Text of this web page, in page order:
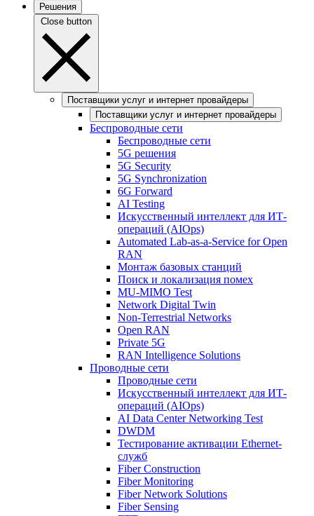
Решения
Close button
Поставщики услуг и интернет провайдеры
Поставщики услуг и интернет провайдеры
Беспроводные сети
Беспроводные сети
5G решения
5G Security
5G Synchronization
6G Forward
AI Testing
Искусственный интеллект для ИТ-
операций (AIOps)
Automated Lab-as-a-Service for Open
RAN
Монтаж базовых станций
Поиск и локализация помех
MU-MIMO Test
Network Digital Twin
Non-Terrestrial Networks
Open RAN
Private 5G
RAN Intelligence Solutions
Проводные сети
Проводные сети
Искусственный интеллект для ИТ-
операций (AIOps)
AI Data Center Networking Test
DWDM
Тестирование активации Ethernet-
служб
Fiber Construction
Fiber Monitoring
Fiber Network Solutions
Fiber Sensing